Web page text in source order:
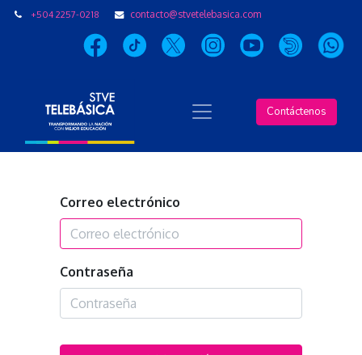
+504 2257-0218 contacto@stvetelebasica.com
Contáctenos
Correo electrónico
Contraseña